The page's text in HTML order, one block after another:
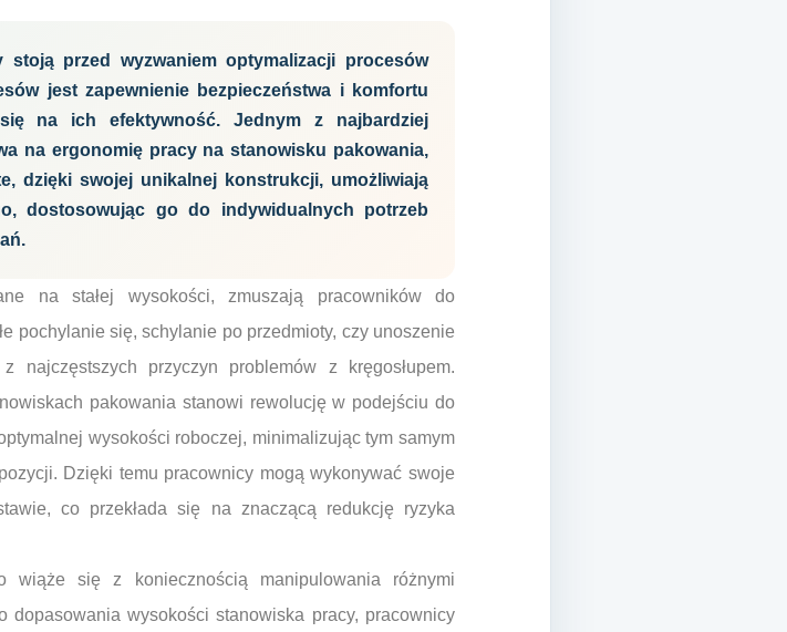
stoją przed wyzwaniem optymalizacji procesów
jest zapewnienie bezpieczeństwa i komfortu
na ich efektywność. Jednym z najbardziej
na ergonomię pracy na stanowisku pakowania,
dzięki swojej unikalnej konstrukcji, umożliwiają
dostosowując go do indywidualnych potrzeb
na stałej wysokości, zmuszają pracowników do
pochylanie się, schylanie po przedmioty, czy unoszenie
przyczyn problemów z kręgosłupem.
pakowania stanowi rewolucję w podejściu do
wysokości roboczej, minimalizując tym samym
Dzięki temu pracownicy mogą wykonywać swoje
co przekłada się na znaczącą redukcję ryzyka
wiąże się z koniecznością manipulowania różnymi
wysokości stanowiska pracy, pracownicy